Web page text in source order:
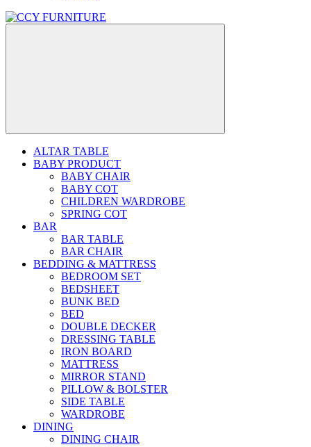
ALTAR TABLE
BABY PRODUCT
BABY CHAIR
BABY COT
CHILDREN WARDROBE
SPRING COT
BAR
BAR TABLE
BAR CHAIR
BEDDING & MATTRESS
BEDROOM SET
BEDSHEET
BUNK BED
BED
DOUBLE DECKER
DRESSING TABLE
IRON BOARD
MATTRESS
MIRROR STAND
PILLOW & BOLSTER
SIDE TABLE
WARDROBE
DINING
DINING CHAIR